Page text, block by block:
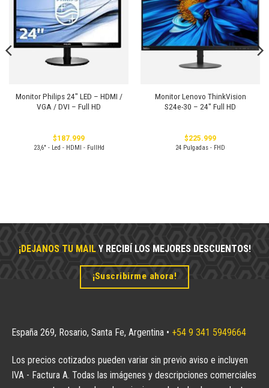
a la
lista de
deseos
Monitor Philips 24″ LED – HDMI /
VGA / DVI – Full HD
$187.999
23,6" - Led - HDMI - FullHd
a la
lista de
deseos
Monitor Lenovo ThinkVision
S24e-30 – 24″ Full HD
$225.999
24 Pulgadas - FHD
¡DEJANOS TU MAILY RECIBÍ LOS MEJORES DESCUENTOS!
¡Suscribirme ahora!
España 269, Rosario, Santa Fe, Argentina • +54 9 341 5949664
Los precios cotizados pueden variar sin previo aviso e incluyen
IVA - Factura A. Todas las imágenes y descripciones comerciales